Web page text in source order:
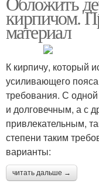
кирпичом.
материал
К кирпичу, который
усиливающего
требования. С
и долговечным, а с
привлекательным,
степени таким
варианты:
читать дальше →